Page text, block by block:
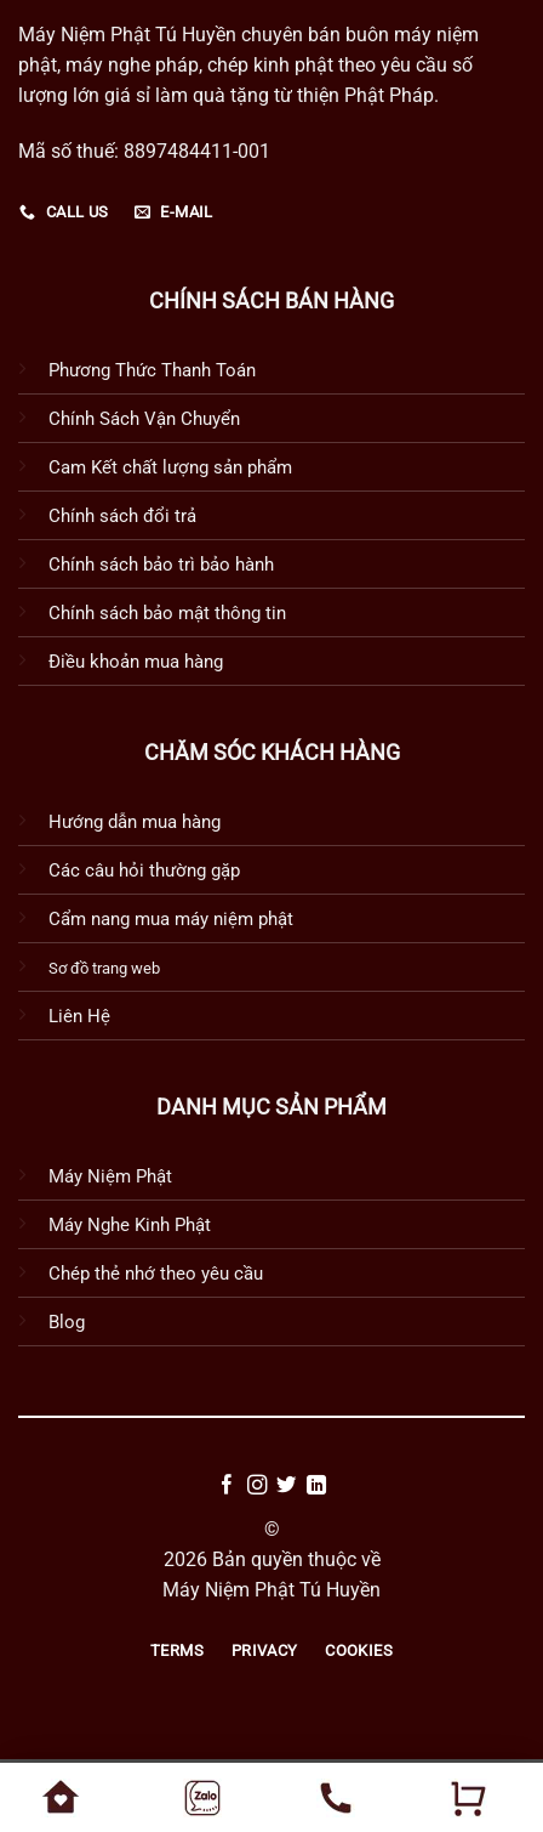
Máy Niệm Phật Tú Huyền chuyên bán buôn máy niệm
phật, máy nghe pháp, chép kinh phật theo yêu cầu số
lượng lớn giá sỉ làm quà tặng từ thiện Phật Pháp.
Mã số thuế: 8897484411-001
CALL US E-MAIL
CHÍNH SÁCH BÁN HÀNG
Phương Thức Thanh Toán
Chính Sách Vận Chuyển
Cam Kết chất lượng sản phẩm
Chính sách đổi trả
Chính sách bảo trì bảo hành
Chính sách bảo mật thông tin
Điều khoản mua hàng
CHĂM SÓC KHÁCH HÀNG
Hướng dẫn mua hàng
Các câu hỏi thường gặp
Cẩm nang mua máy niệm phật
Sơ đồ trang web
Liên Hệ
DANH MỤC SẢN PHẨM
Máy Niệm Phật
Máy Nghe Kinh Phật
Chép thẻ nhớ theo yêu cầu
Blog
©
2026 Bản quyền thuộc về
Máy Niệm Phật Tú Huyền
TERMS PRIVACY COOKIES